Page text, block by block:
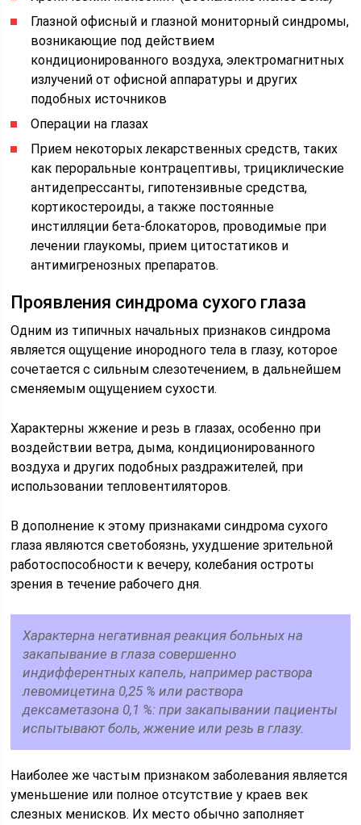
Глазной офисный и глазной мониторный синдромы,
возникающие под действием
кондиционированного воздуха, электромагнитных
излучений от офисной аппаратуры и других
подобных источников
Операции на глазах
Прием некоторых лекарственных средств, таких
как пероральные контрацептивы, трициклические
антидепрессанты, гипотензивные средства,
кортикостероиды, а также постоянные
инстилляции бета-блокаторов, проводимые при
лечении глаукомы, прием цитостатиков и
антимигренозных препаратов.
Проявления синдрома сухого глаза
Одним из типичных начальных признаков синдрома
является ощущение инородного тела в глазу, которое
сочетается с сильным слезотечением, в дальнейшем
сменяемым ощущением сухости.
Характерны жжение и резь в глазах, особенно при
воздействии ветра, дыма, кондиционированного
воздуха и других подобных раздражителей, при
использовании тепловентиляторов.
В дополнение к этому признаками синдрома сухого
глаза являются светобоязнь, ухудшение зрительной
работоспособности к вечеру, колебания остроты
зрения в течение рабочего дня.
Характерна негативная реакция больных на
закапывание в глаза совершенно
индифферентных капель, например раствора
левомицетина 0,25 % или раствора
дексаметазона 0,1 %: при закапывании пациенты
испытывают боль, жжение или резь в глазу.
Наиболее же частым признаком заболевания является
уменьшение или полное отсутствие у краев век
слезных менисков. Их место обычно заполняет